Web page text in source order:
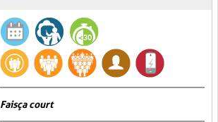
Fais ça court